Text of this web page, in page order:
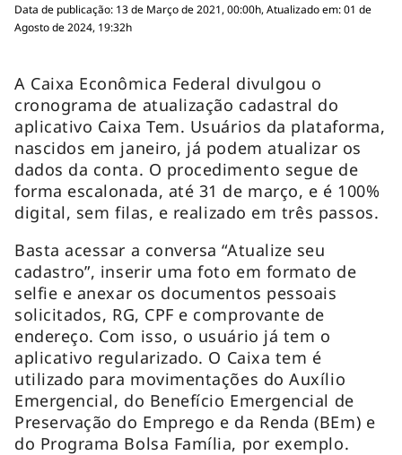
Data de publicação: 13 de Março de 2021, 00:00h, Atualizado em: 01 de
Agosto de 2024, 19:32h
A Caixa Econômica Federal divulgou o
cronograma de atualização cadastral do
aplicativo Caixa Tem. Usuários da plataforma,
nascidos em janeiro, já podem atualizar os
dados da conta. O procedimento segue de
forma escalonada, até 31 de março, e é 100%
digital, sem filas, e realizado em três passos.
Basta acessar a conversa “Atualize seu
cadastro”, inserir uma foto em formato de
selfie e anexar os documentos pessoais
solicitados, RG, CPF e comprovante de
endereço. Com isso, o usuário já tem o
aplicativo regularizado. O Caixa tem é
utilizado para movimentações do Auxílio
Emergencial, do Benefício Emergencial de
Preservação do Emprego e da Renda (BEm) e
do Programa Bolsa Família, por exemplo.